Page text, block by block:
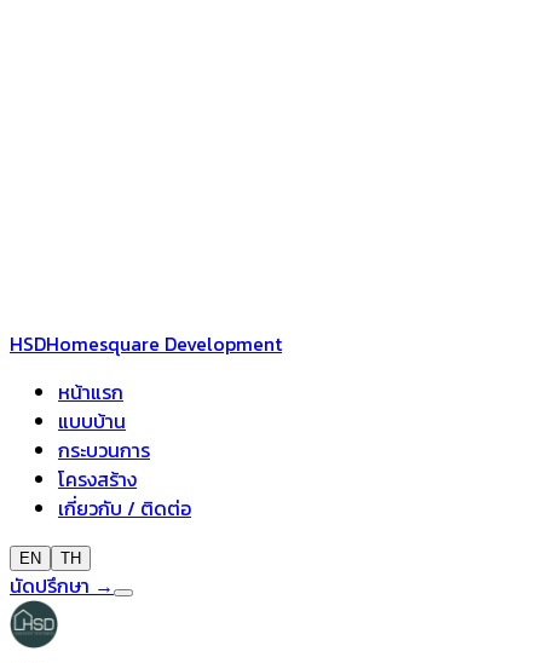
HSDHomesquare Development
หน้าแรก
แบบบ้าน
กระบวนการ
โครงสร้าง
เกี่ยวกับ / ติดต่อ
EN TH
นัดปรึกษา →